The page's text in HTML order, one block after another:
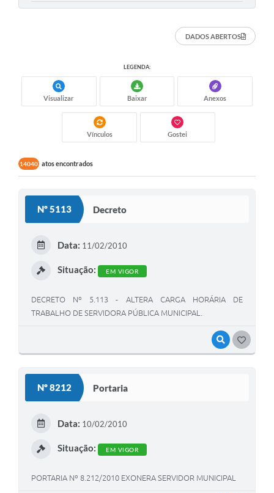
DADOS ABERTOS
LEGENDA:
Visualizar Baixar Anexos
Vínculos Gostei
14040 atos encontrados
Nº 5113 Decreto
VISUALIZAR
Data: 11/02/2010
Situação: EM VIGOR
DECRETO Nº 5.113 - ALTERA CARGA HORÁRIA DE
TRABALHO DE SERVIDORA PÚBLICA MUNICIPAL.
Nº 8212 Portaria
Data: 10/02/2010
Situação: EM VIGOR
PORTARIA Nº 8.212/2010 EXONERA SERVIDOR MUNICIPAL